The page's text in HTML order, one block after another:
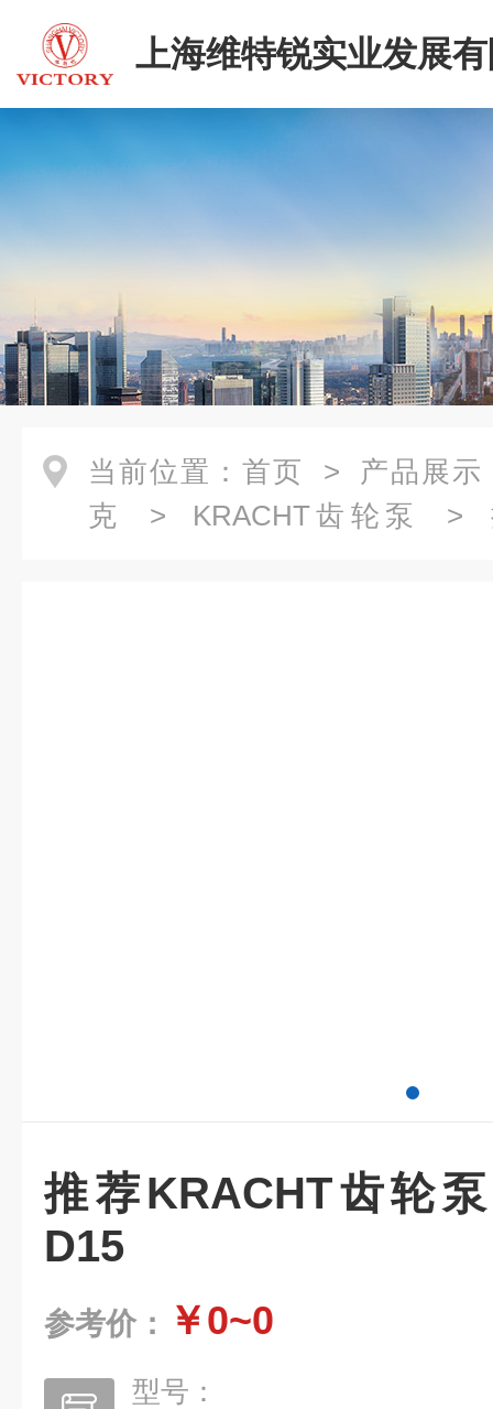
上海维特锐实业发展
当前位置： 首页 > 产品展示
克
> KRACHT齿轮泵
>
推荐KRACHT齿轮泵
D15
参考价： ￥0~0
型号：